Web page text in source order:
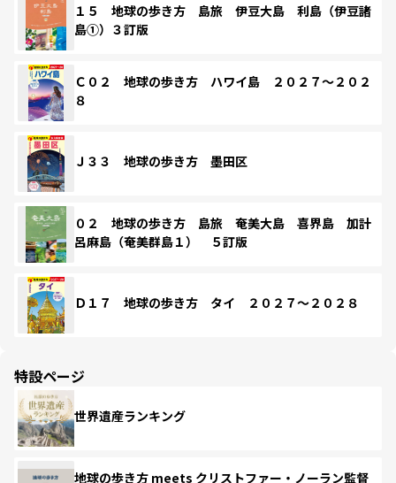
１５ 地球の歩き方 島旅 伊豆大島 利島（伊豆諸
島①）３訂版
Ｃ０２ 地球の歩き方 ハワイ島 ２０２７～２０２
８
Ｊ３３ 地球の歩き方 墨田区
０２ 地球の歩き方 島旅 奄美大島 喜界島 加計
呂麻島（奄美群島１） ５訂版
Ｄ１７ 地球の歩き方 タイ ２０２７～２０２８
特設ページ
世界遺産ランキング
地球の歩き方 meets クリストファー・ノーラン監督